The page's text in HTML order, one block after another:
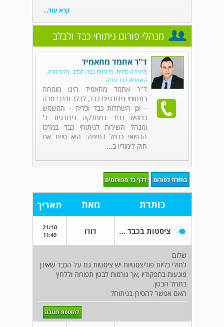
קרא עוד...
מנהלי פורום ניתוחי כבד ולבלב
ד"ר אחמד מחאמיד
כירורגיה כללית, כירורגית כבד, לבלב ,ודרכי מרה.
השתלות כבד וכליה
ד"ר אחמד מחאמיד הינו מומחה
בתחומי כירורגיית כבד, לבלב ודרכי מרה
- וכן השתלות כבד וכליה - המשמש
כרופא בכיר במחלקה כירורגית ב'
ומנהל השירות לניתוחי כבד במרכז
הרפואי כרמל בחיפה. הוא סיים את
חוק לימודיו ב...
כותרת מאת תאריך
ציסטות בכבד לחולי pkd דודו
21/10
11:49
שלום
לחולי כליות פוליצסטיות יש ציסטות גם על הכבד שאינן
פוגעות בתפקודיו ,אך גורמות לבטן תפוחה וללחץ
בחחל הבטן.
האם אפשר להסירן בניתוח?